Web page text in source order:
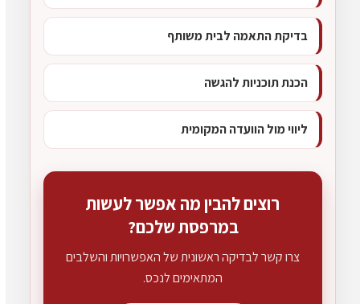
בדיקת התאמה לבית משותף
הכנת תוכניות להגשה
ליווי מול הוועדה המקומית
רוצים להבין מה אפשר לעשות
במרפסת שלכם?
צרו קשר לבדיקה ראשונית של האפשרויות והשלבים
המתאימים לנכס.